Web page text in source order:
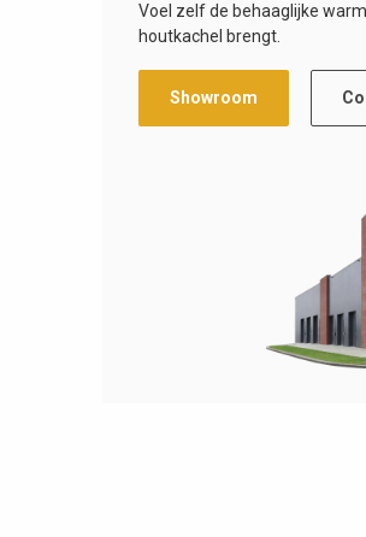
Voel zelf de behaaglijke
houtkachel brengt.
Showroom